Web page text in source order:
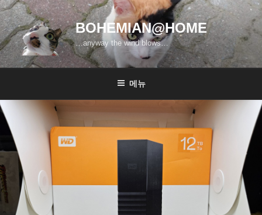
콘
텐
츠
로
바
기
BOHEMIAN@HOME
…anyway the wind blows…
메뉴